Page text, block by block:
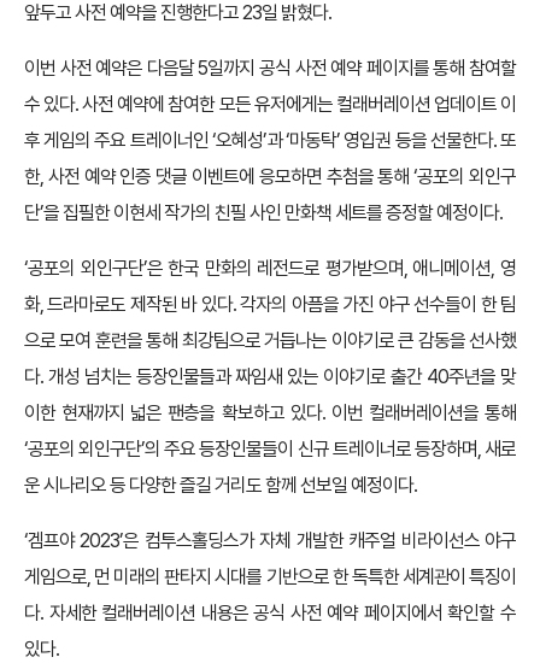
앞두고 사전 예약을 진행한다고 23일 밝혔다.
이번 사전 예약은 다음달 5일까지 공식 사전 예약 페이지를 통해 참여할
수 있다. 사전 예약에 참여한 모든 유저에게는 컬래버레이션 업데이트 이
후 게임의 주요 트레이너인 ‘오혜성’과 ‘마동탁’ 영입권 등을 선물한다. 또
한, 사전 예약 인증 댓글 이벤트에 응모하면 추첨을 통해 ‘공포의 외인구
단’을 집필한 이현세 작가의 친필 사인 만화책 세트를 증정할 예정이다.
‘공포의 외인구단’은 한국 만화의 레전드로 평가받으며, 애니메이션, 영
화, 드라마로도 제작된 바 있다. 각자의 아픔을 가진 야구 선수들이 한 팀
으로 모여 훈련을 통해 최강팀으로 거듭나는 이야기로 큰 감동을 선사했
다. 개성 넘치는 등장인물들과 짜임새 있는 이야기로 출간 40주년을 맞
이한 현재까지 넓은 팬층을 확보하고 있다. 이번 컬래버레이션을 통해
‘공포의 외인구단’의 주요 등장인물들이 신규 트레이너로 등장하며, 새로
운 시나리오 등 다양한 즐길 거리도 함께 선보일 예정이다.
‘겜프야 2023’은 컴투스홀딩스가 자체 개발한 캐주얼 비라이선스 야구
게임으로, 먼 미래의 판타지 시대를 기반으로 한 독특한 세계관이 특징이
다. 자세한 컬래버레이션 내용은 공식 사전 예약 페이지에서 확인할 수
있다.